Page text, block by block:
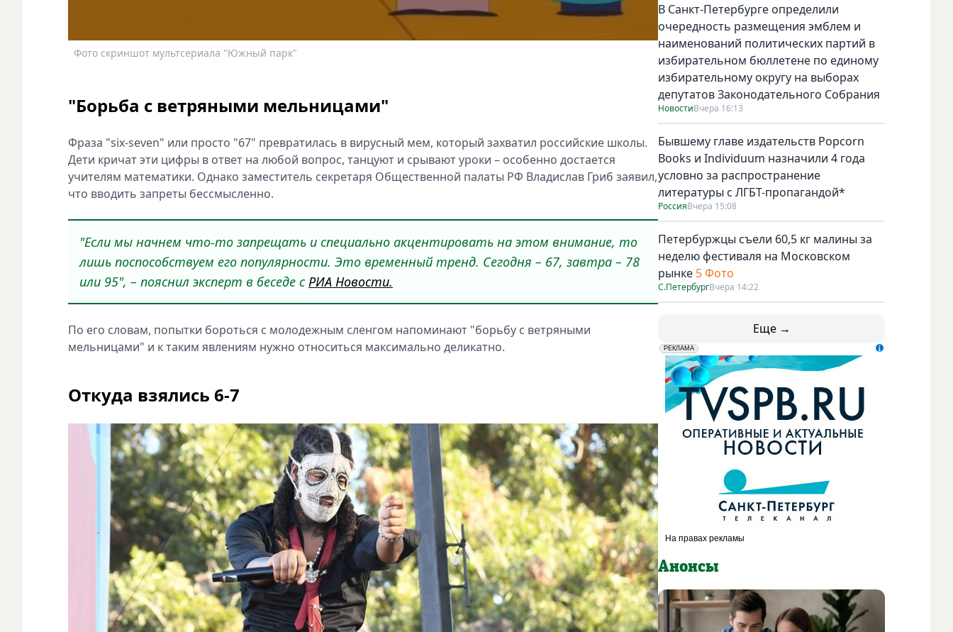
Фото скриншот мультсериала "Южный парк"
Фото Getty
"Борьба с ветряными мельницами"
Фраза "six-seven" или просто "67" превратилась в вирусный мем, который захватил российские школы.
Дети кричат эти цифры в ответ на любой вопрос, танцуют и срывают уроки – особенно достается
учителям математики. Однако заместитель секретаря Общественной палаты РФ Владислав Гриб заявил,
что вводить запреты бессмысленно.
"Если мы начнем что-то запрещать и специально акцентировать на этом внимание, то
лишь поспособствуем его популярности. Это временный тренд. Сегодня – 67, завтра – 78
или 95", – пояснил эксперт в беседе с РИА Новости.
По его словам, попытки бороться с молодежным сленгом напоминают "борьбу с ветряными
мельницами" и к таким явлениям нужно относиться максимально деликатно.
Откуда взялись 6-7
В Санкт-Петербурге определили
очередность размещения эмблем и
наименований политических партий в
избирательном бюллетене по единому
избирательному округу на выборах
депутатов Законодательного Собрания
НовостиВчера 16:13
Бывшему главе издательств Popcorn
Books и Individuum назначили 4 года
условно за распространение
литературы с ЛГБТ-пропагандой*
РоссияВчера 15:08
Петербуржцы съели 60,5 кг малины за
неделю фестиваля на Московском
рынке 5 Фото
С.ПетербургВчера 14:22
Еще →
erid: LdtCK5udn
РЕКЛАМА
АО "ГАТР", ИНН: 7841320717
Анонсы